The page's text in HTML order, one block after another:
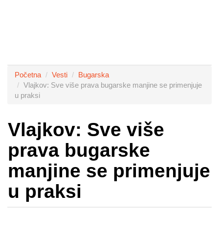
Početna Vesti
Bugarska
Vlajkov: Sve više prava bugarske manjine se primenjuje
u praksi
Vlajkov: Sve više
prava bugarske
manjine se primenjuje
u praksi